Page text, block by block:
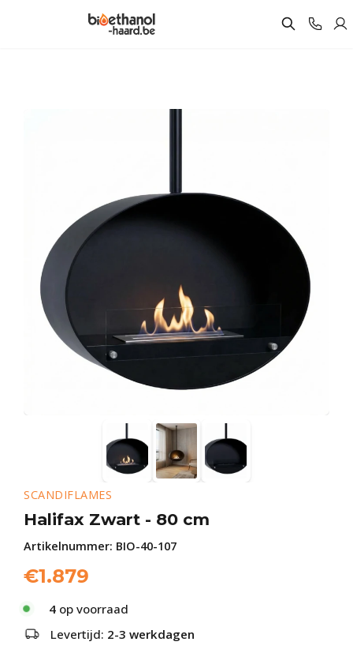
SCANDIFLAMES
Halifax Zwart - 80 cm
Artikelnummer: BIO-40-107
€1.879
4 op voorraad
Levertijd: 2-3 werkdagen